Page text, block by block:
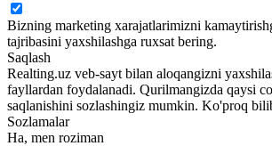
Bizning marketing xarajatlarimizni
tajribasini yaxshilashga ruxsat bering.
Saqlash
Realting.uz veb-sayt bilan aloqangizni
fayllardan foydalanadi. Qurilmangizda qaysi
saqlanishini sozlashingiz mumkin. Ko'proq
Sozlamalar
Ha, men roziman